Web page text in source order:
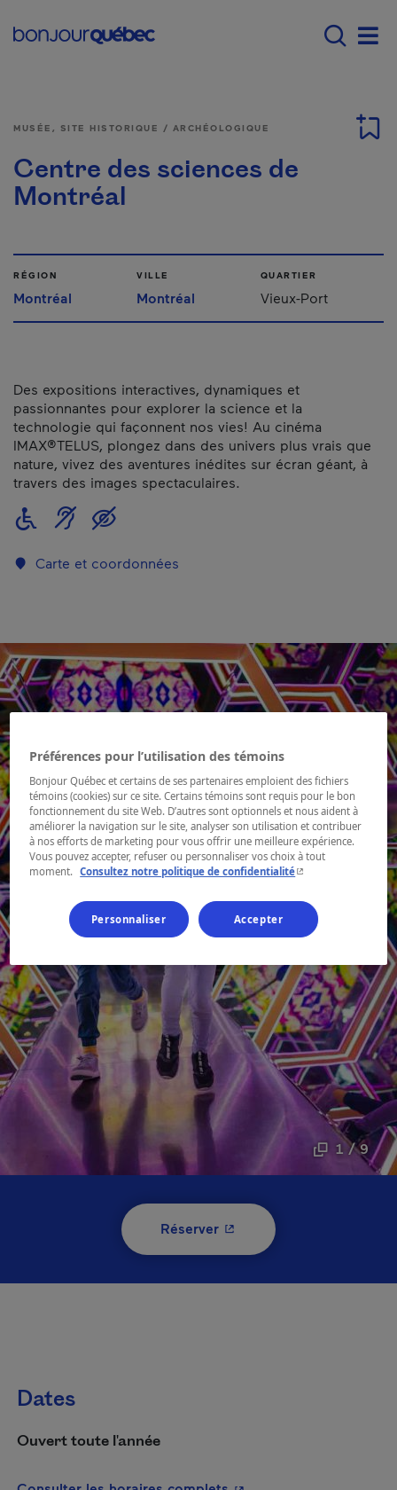
Main navigation -
1 / 9
Réserver- Cet hyperlien s'ouvrira
MUSÉE, SITE HISTORIQUE / ARCHÉOLOGIQUE
Centre des sciences de
Montréal
RÉGION
Montréal
VILLE
Montréal
QUARTIER
Vieux-Port
Des expositions interactives, dynamiques et
passionnantes pour explorer la science et la
technologie qui façonnent nos vies! Au cinéma
IMAX®TELUS, plongez dans des univers plus vrais que
nature, vivez des aventures inédites sur écran géant, à
travers des images spectaculaires.
Carte et coordonnées
Dates
Ouvert toute l'année
- Cet hyperlien
Préférences pour l’utilisation des témoins
Bonjour Québec et certains de ses partenaires emploient des fichiers
témoins (cookies) sur ce site. Certains témoins sont requis pour le bon
fonctionnement du site Web. D’autres sont optionnels et nous aident à
améliorer la navigation sur le site, analyser son utilisation et contribuer
à nos efforts de marketing pour vous offrir une meilleure expérience.
Vous pouvez accepter, refuser ou personnaliser vos choix à tout
moment. Consultez notre politique de confidentialité- Cet hyperlien
Personnaliser Accepter